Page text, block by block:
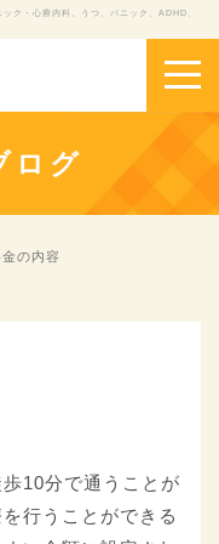
ク・心療内科。うつ、パニック、ADHD、
ログ
の内容
10分で通うことが
行うことができる